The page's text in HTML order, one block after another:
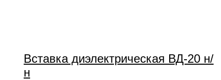
Вставка диэлектрическая ВД-20 н/
н